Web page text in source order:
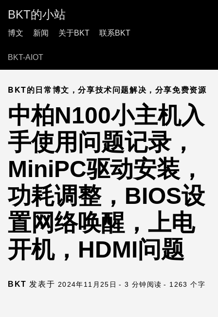
BKT的小站
博文 新闻 关于BKT 联系BKT
BKT-AIOT
BKT的日常博文，分享技术问题解决，分享免费资源
中柏N100小主机入
手使用问题记录，
MiniPC驱动安装，
功耗调整，BIOS设
置网络唤醒，上电
开机，HDMI问题
BKT 发表于 2024年11月25日 - 3 分钟阅读 - 1263 个字